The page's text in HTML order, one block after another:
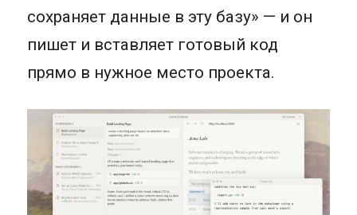
сохраняет данные в эту базу» — и он
пишет и вставляет готовый код
прямо в нужное место проекта.